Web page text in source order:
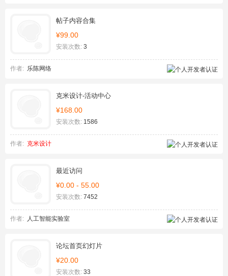
帖子内容合集
¥99.00
安装次数: 3
作者: 乐陈网络
克米设计-活动中心
¥168.00
安装次数: 1586
作者: 克米设计
最近访问
¥0.00 - 55.00
安装次数: 7452
作者: 人工智能实验室
论坛首页幻灯片
¥20.00
安装次数: 33